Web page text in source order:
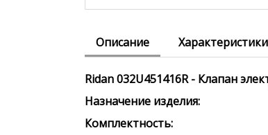
Описание Характеристики
Ridan 032U451416R - Клапан
Назначение изделия:
Комплектность: